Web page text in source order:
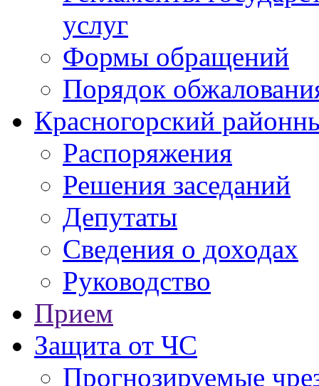
услуг
Формы обращений
Порядок
Красногорский
Распоряжения
Решения заседаний
Депутаты
Сведения о доходах
Руководство
Прием
Защита от ЧС
Прогнозируемые